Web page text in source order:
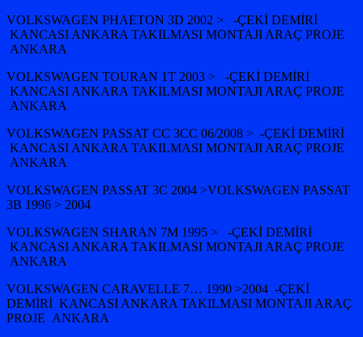
VOLKSWAGEN PHAETON 3D 2002 > -ÇEKİ DEMİRİ
KANCASI ANKARA TAKILMASI MONTAJI ARAÇ PROJE
ANKARA
VOLKSWAGEN TOURAN 1T 2003 > -ÇEKİ DEMİRİ
KANCASI ANKARA TAKILMASI MONTAJI ARAÇ PROJE
ANKARA
VOLKSWAGEN PASSAT CC 3CC 06/2008 > -ÇEKİ DEMİRİ
KANCASI ANKARA TAKILMASI MONTAJI ARAÇ PROJE
ANKARA
VOLKSWAGEN PASSAT 3C 2004 >VOLKSWAGEN PASSAT
3B 1996 > 2004
VOLKSWAGEN SHARAN 7M 1995 > -ÇEKİ DEMİRİ
KANCASI ANKARA TAKILMASI MONTAJI ARAÇ PROJE
ANKARA
VOLKSWAGEN CARAVELLE 7… 1990 >2004 -ÇEKİ
DEMİRİ KANCASI ANKARA TAKILMASI MONTAJI ARAÇ
PROJE ANKARA